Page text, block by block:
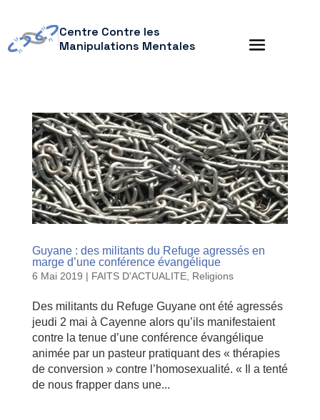
Centre Contre les
Manipulations Mentales
Guyane : des militants du Refuge agressés en
marge d’une conférence évangélique
6 Mai 2019 | FAITS D'ACTUALITE, Religions
Des militants du Refuge Guyane ont été agressés
jeudi 2 mai à Cayenne alors qu’ils manifestaient
contre la tenue d’une conférence évangélique
animée par un pasteur pratiquant des « thérapies
de conversion » contre l’homosexualité. « Il a tenté
de nous frapper dans une...